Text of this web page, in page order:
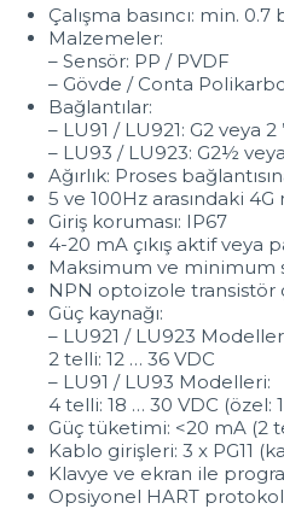
Çalışma basıncı: min.
Malzemeler:
– Sensör: PP / PVDF
– Gövde / Conta
Bağlantılar:
– LU91 / LU921: G2 veya 2
– LU93 / LU923: G2½
Ağırlık: Proses
5 ve 100Hz arasındaki
Giriş koruması: IP67
4-20 mA çıkış aktif veya
Maksimum ve minimum
NPN optoizole transistör
Güç kaynağı:
– LU921 / LU923
2 telli: 12 … 36 VDC
– LU91 / LU93 Modelleri:
4 telli: 18 … 30 VDC (özel:
Güç tüketimi: <20 mA (2
Kablo girişleri: 3 x PG11
Klavye ve ekran ile
Opsiyonel HART